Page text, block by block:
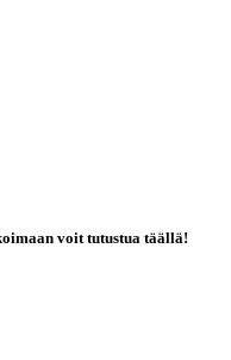
voit tutustua täällä!